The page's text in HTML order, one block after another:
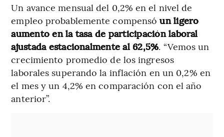
Un avance mensual del 0,2% en el nivel de
empleo probablemente compensóun ligero
aumento en la tasa de participación laboral
ajustada estacionalmente al 62,5%. “Vemos un
crecimiento promedio de los ingresos
laborales superando la inflación en un 0,2% en
el mes y un 4,2% en comparación con el año
anterior”.